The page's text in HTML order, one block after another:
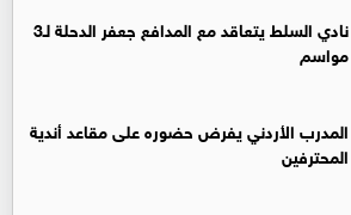
نادي السلط يتعاقد مع المدافع جعفر الدحلة لـ3
مواسم
المدرب الأردني يفرض حضوره على مقاعد أندية
المحترفين